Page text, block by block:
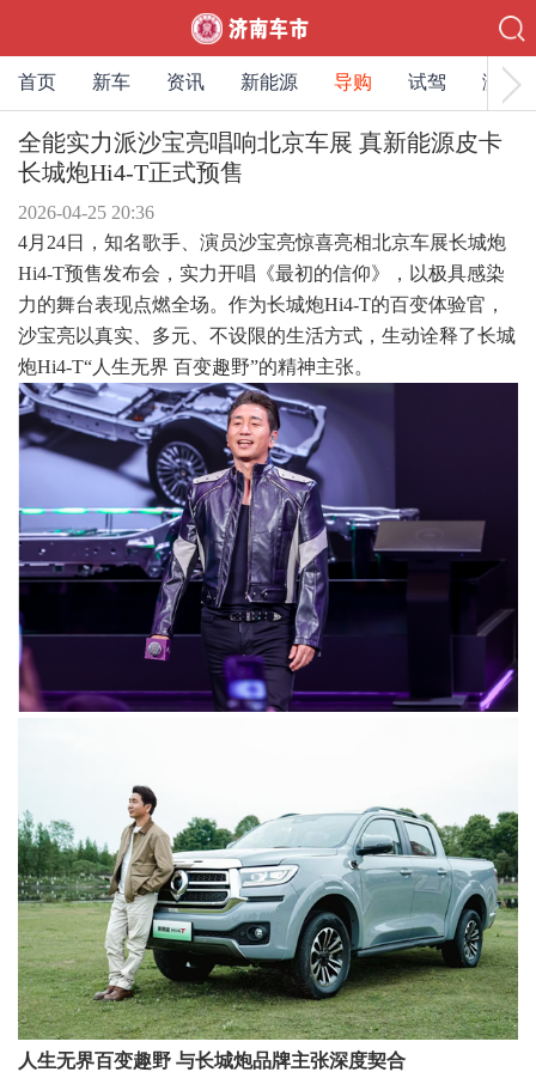
首页 新车 资讯 新能源 导购 试驾 测评
全能实力派沙宝亮唱响北京车展 真新能源皮卡
长城炮Hi4-T正式预售
2026-04-25 20:36
4月24日，知名歌手、演员沙宝亮惊喜亮相北京车展长城炮
Hi4-T预售发布会，实力开唱《最初的信仰》
，以极具感染
力的舞台表现点燃全场。作为长城炮Hi4-T的百变体验官，
沙宝亮以真实、多元、不设限的生活方式，生动诠释了长城
炮Hi4-T“人生无界 百变趣野”的精神主张。
人生无界百变趣野 与长城炮品牌主张深度契合